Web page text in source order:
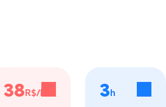
38R$/h 3h